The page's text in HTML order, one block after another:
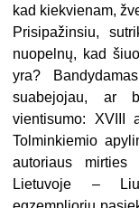
kad kiekvienam,
Prisipažinsiu,
nuopelnų, kad
yra?
suabejojau, ar
vientisumo: XVIII
Tolminkiemio
autoriaus
Lietuvoje –